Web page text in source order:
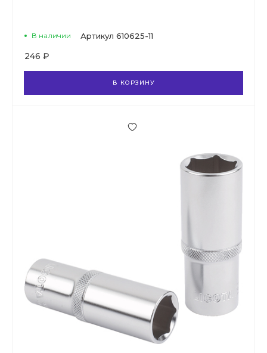
В наличии Артикул 610625-11
246 ₽
В КОРЗИНУ